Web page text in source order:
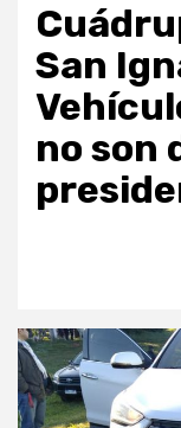
San
no son